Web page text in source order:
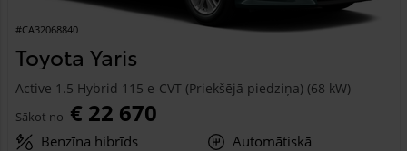
#CA32068840
Toyota Yaris
Active 1.5 Hybrid 115 e-CVT (Priekšējā piedziņa) (68 kW)
Sākot no € 22 670
Benzīna hibrīds
Automātiskā